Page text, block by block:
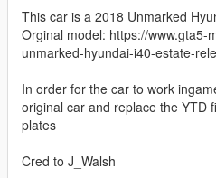
This car is a 2018 Unmarked
Orginal model: https://www.gta5-
unmarked-hyundai-i40-estate-
In order for the car to work
original car and replace the YTD
plates
Cred to J_Walsh